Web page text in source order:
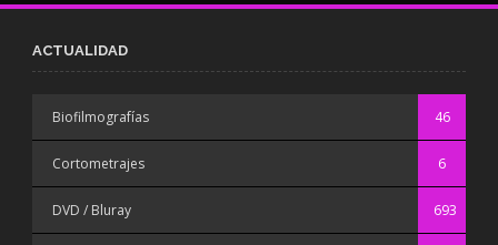
ACTUALIDAD
Biofilmografías 46
Cortometrajes 6
DVD / Bluray 693